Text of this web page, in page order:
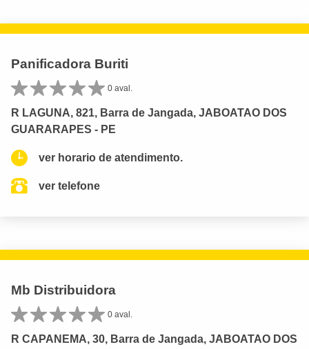
Panificadora Buriti
0 aval.
R LAGUNA, 821, Barra de Jangada, JABOATAO DOS
GUARARAPES - PE
ver horario de atendimento.
ver telefone
Mb Distribuidora
0 aval.
R CAPANEMA, 30, Barra de Jangada, JABOATAO DOS